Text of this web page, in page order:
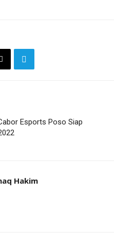
Esports Poso Siap
Hakim